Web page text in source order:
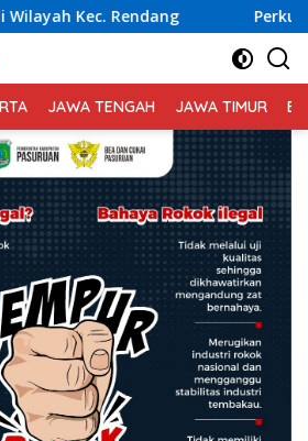
Perkuat Sinergi,
JAWA TENGAH JAWA TIMUR